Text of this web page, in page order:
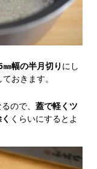
幅の半月切り にし
おきます。
ので、 蓋で軽くツ
くらいにするとよ